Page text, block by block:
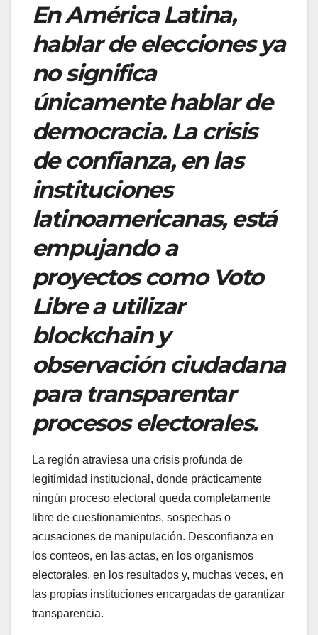
En América Latina,
hablar de elecciones ya
no significa
únicamente hablar de
democracia. La crisis
de confianza, en las
instituciones
latinoamericanas, está
empujando a
proyectos como Voto
Libre a utilizar
blockchain y
observación ciudadana
para transparentar
procesos electorales.
La región atraviesa una crisis profunda de
legitimidad institucional, donde prácticamente
ningún proceso electoral queda completamente
libre de cuestionamientos, sospechas o
acusaciones de manipulación. Desconfianza en
los conteos, en las actas, en los organismos
electorales, en los resultados y, muchas veces, en
las propias instituciones encargadas de garantizar
transparencia.